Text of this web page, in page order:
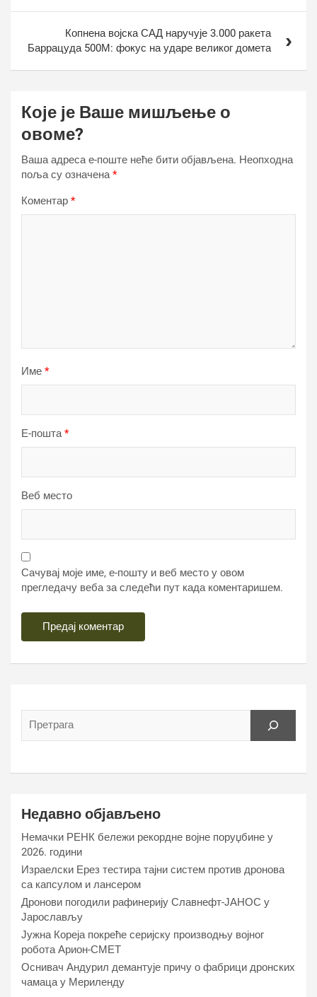
Копнена војска САД наручује 3.000 ракета
Баррацуда 500М: фокус на ударе великог домета
Које је Ваше мишљење о
овоме?
Ваша адреса е-поште неће бити објављена. Неопходна
поља су означена*
Коментар *
Име *
Е-пошта*
Веб место
Сачувај моје име, е-пошту и веб место у овом
прегледачу веба за следећи пут када коментаришем.
Недавно објављено
Немачки РЕНК бележи рекордне војне поруџбине у
2026. години
Израелски Ерез тестира тајни систем против дронова
са капсулом и лансером
Дронови погодили рафинерију Славнефт-ЈАНОС у
Јарослављу
Јужна Кореја покреће серијску производњу војног
робота Арион-СМЕТ
Оснивач Андурил демантује причу о фабрици дронских
чамаца у Мериленду